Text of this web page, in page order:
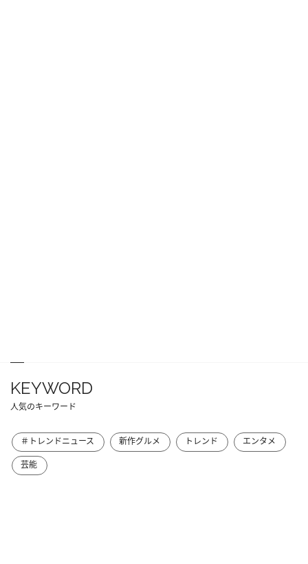
KEYWORD
人気のキーワード
＃トレンドニュース 新作グルメ トレンド
エンタメ
芸能